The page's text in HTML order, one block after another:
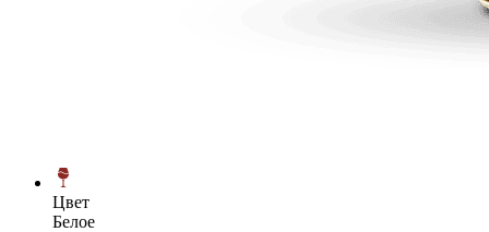
Цвет
Белое